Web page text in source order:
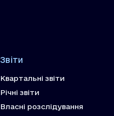
Звіти
Квартальні звіти
Річні звіти
Власні розслідування